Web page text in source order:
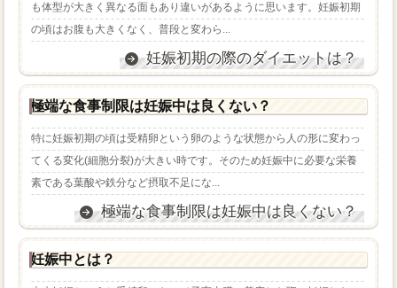
も体型が大きく異なる面もあり違いがあるように思います。妊娠初期
の頃はお腹も大きくなく、普段と変わら...
妊娠初期の際のダイエットは？
極端な食事制限は妊娠中は良くない？
特に妊娠初期の頃は受精卵という卵のような状態から人の形に変わっ
てくる変化(細胞分裂)が大きい時です。そのため妊娠中に必要な栄養
素である葉酸や鉄分など摂取不足にな...
極端な食事制限は妊娠中は良くない？
妊娠中とは？